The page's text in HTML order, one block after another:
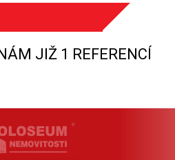
JIŽ 1 REFERENCÍ